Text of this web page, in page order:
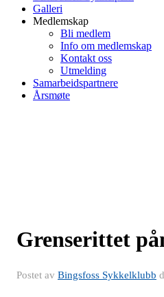
Galleri
Medlemskap
Bli medlem
Info om medlemskap
Kontakt oss
Utmelding
Samarbeidspartnere
Årsmøte
Grenserittet
Postet av Bingsfoss Sykkelklubb